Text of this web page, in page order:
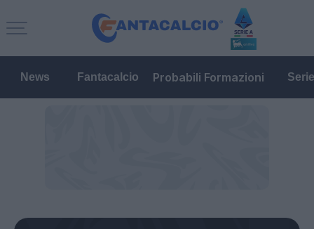
News Fantacalcio Probabili Formazioni